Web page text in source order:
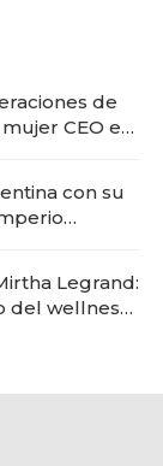
de
CEO en
con su
Legrand:
del wellness